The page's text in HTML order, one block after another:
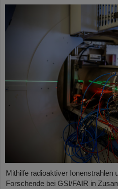
Mithilfe radioaktiver Ionenstrahlen
Forschende bei GSI/FAIR in